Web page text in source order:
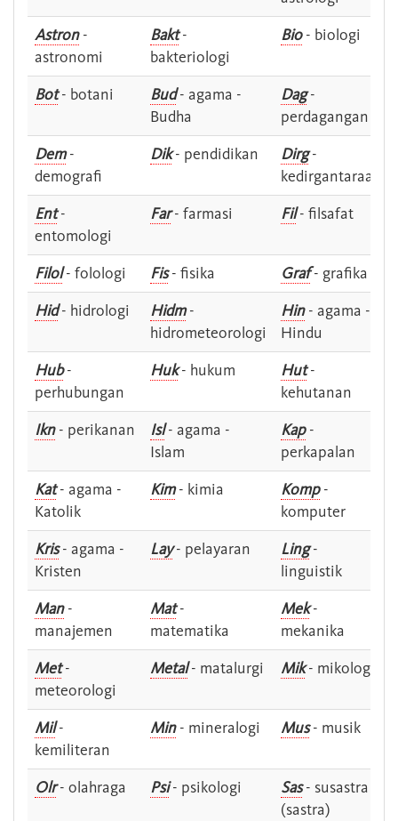
Astron-
astronomi
Bakt-
bakteriologi
Bio- biologi
Bot- botani Bud- agama -
Budha
Dag-
perdagangan
Dem-
demografi
Dik- pendidikan Dirg-
kedirgantaraan
Ent-
entomologi
Far- farmasi Fil- filsafat
Filol- folologi Fis- fisika Graf- grafika
Hid- hidrologi Hidm-
hidrometeorologi
Hin- agama -
Hindu
Hub-
perhubungan
Huk- hukum Hut-
kehutanan
Ikn- perikanan Isl- agama -
Islam
Kap-
perkapalan
Kat- agama -
Katolik
Kim- kimia Komp-
komputer
Kris- agama -
Kristen
Lay- pelayaran Ling-
linguistik
Man-
manajemen
Mat-
matematika
Mek-
mekanika
Met-
meteorologi
Metal- matalurgi Mik- mikologi
Mil-
kemiliteran
Min- mineralogi Mus- musik
Olr- olahraga Psi- psikologi Sas- susastra -
(sastra)